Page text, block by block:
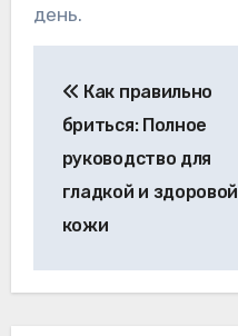
день.
по
записям
Как правильно
бриться: Полное
руководство для
гладкой и здоровой
кожи